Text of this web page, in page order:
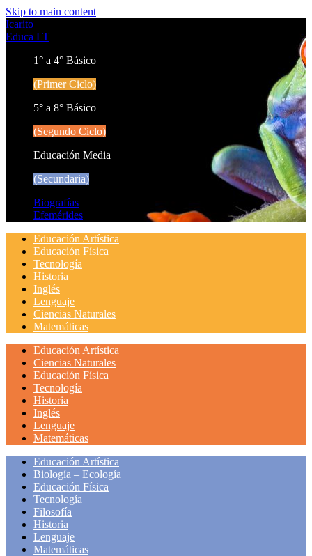
Skip to main content
Icarito
Educa LT
1° a 4° Básico
(Primer Ciclo)
5° a 8° Básico
(Segundo Ciclo)
Educación Media
(Secundaria)
Biografías
Efemérides
Educación Artística
Educación Física
Tecnología
Historia
Inglés
Lenguaje
Ciencias Naturales
Matemáticas
Educación Artística
Ciencias Naturales
Educación Física
Tecnología
Historia
Inglés
Lenguaje
Matemáticas
Educación Artística
Biología – Ecología
Educación Física
Tecnología
Filosofía
Historia
Lenguaje
Matemáticas